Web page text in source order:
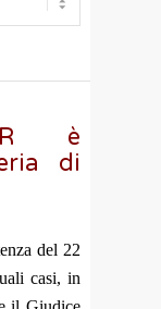
è
di
del 22
casi, in